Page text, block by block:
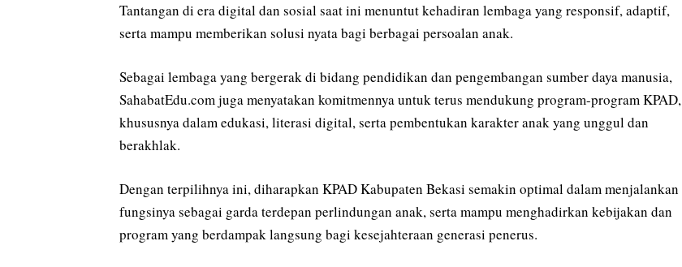
Tantangan di era digital dan sosial saat ini menuntut kehadiran lembaga yang responsif, adaptif,
serta mampu memberikan solusi nyata bagi berbagai persoalan anak.
Sebagai lembaga yang bergerak di bidang pendidikan dan pengembangan sumber daya manusia,
SahabatEdu.com juga menyatakan komitmennya untuk terus mendukung program-program KPAD,
khususnya dalam edukasi, literasi digital, serta pembentukan karakter anak yang unggul dan
berakhlak.
Dengan terpilihnya ini, diharapkan KPAD Kabupaten Bekasi semakin optimal dalam menjalankan
fungsinya sebagai garda terdepan perlindungan anak, serta mampu menghadirkan kebijakan dan
program yang berdampak langsung bagi kesejahteraan generasi penerus.